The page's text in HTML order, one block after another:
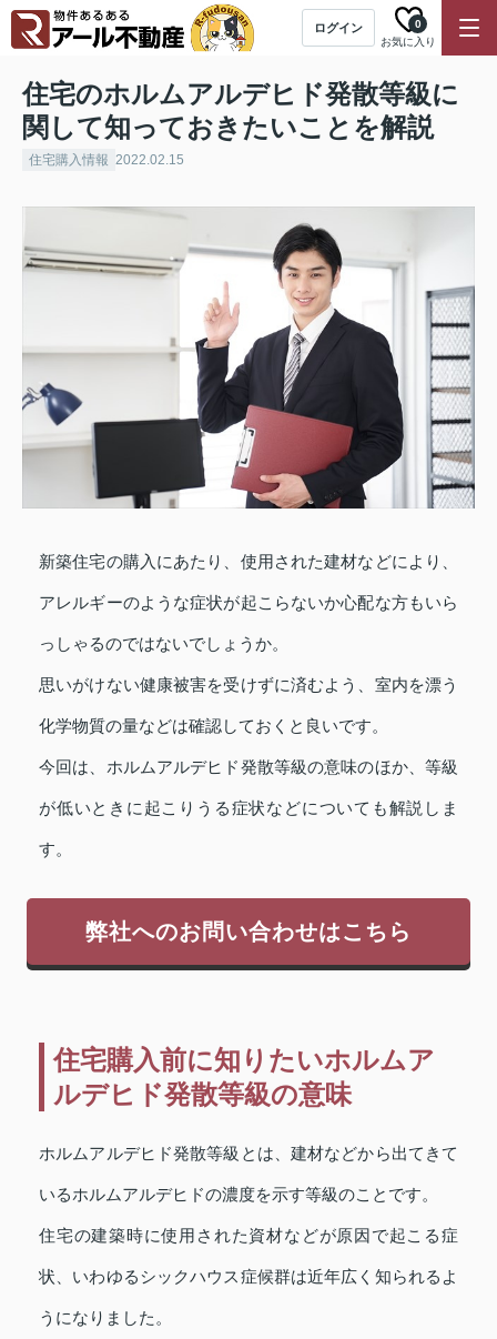
ログイン
お気に入り
0
住宅のホルムアルデヒド発散等級に
関して知っておきたいことを解説
住宅購入情報 2022.02.15
新築住宅の購入にあたり、使用された建材などにより、
アレルギーのような症状が起こらないか心配な方もいら
っしゃるのではないでしょうか。
思いがけない健康被害を受けずに済むよう、室内を漂う
化学物質の量などは確認しておくと良いです。
今回は、ホルムアルデヒド発散等級の意味のほか、等級
が低いときに起こりうる症状などについても解説しま
す。
弊社へのお問い合わせはこちら
住宅購入前に知りたいホルムア
ルデヒド発散等級の意味
ホルムアルデヒド発散等級とは、建材などから出てきて
いるホルムアルデヒドの濃度を示す等級のことです。
住宅の建築時に使用された資材などが原因で起こる症
状、いわゆるシックハウス症候群は近年広く知られるよ
うになりました。